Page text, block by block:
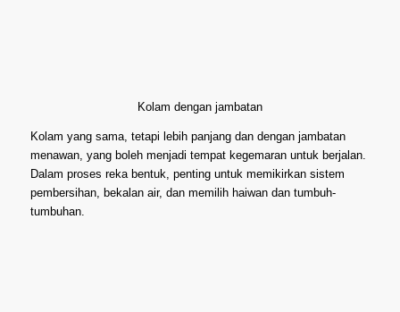
Kolam dengan jambatan
Kolam yang sama, tetapi lebih panjang dan dengan jambatan
menawan, yang boleh menjadi tempat kegemaran untuk berjalan.
Dalam proses reka bentuk, penting untuk memikirkan sistem
pembersihan, bekalan air, dan memilih haiwan dan tumbuh-
tumbuhan.